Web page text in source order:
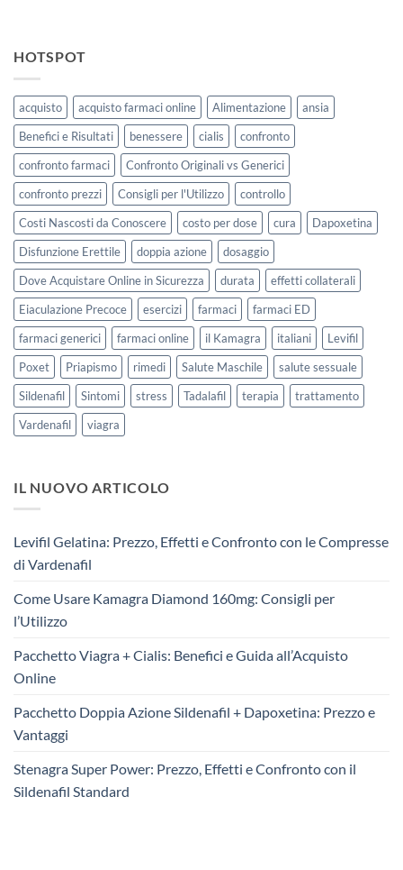
HOTSPOT
acquisto acquisto farmaci online Alimentazione
ansia
Benefici e Risultati
benessere cialis
confronto
confronto farmaci
Confronto Originali vs Generici
confronto prezzi
Consigli per l'Utilizzo
controllo
Costi Nascosti da Conoscere
costo per dose cura
Dapoxetina
Disfunzione Erettile
doppia azione
dosaggio
Dove Acquistare Online in Sicurezza
durata
effetti collaterali
Eiaculazione Precoce
esercizi farmaci
farmaci ED
farmaci generici
farmaci online il Kamagra italiani
Levifil
Poxet
Priapismo rimedi Salute Maschile
salute sessuale
Sildenafil
Sintomi stress Tadalafil terapia
trattamento
Vardenafil
viagra
IL NUOVO ARTICOLO
Levifil Gelatina: Prezzo, Effetti e Confronto con le Compresse
di Vardenafil
Come Usare Kamagra Diamond 160mg: Consigli per
l’Utilizzo
Pacchetto Viagra + Cialis: Benefici e Guida all’Acquisto
Online
Pacchetto Doppia Azione Sildenafil + Dapoxetina: Prezzo e
Vantaggi
Stenagra Super Power: Prezzo, Effetti e Confronto con il
Sildenafil Standard